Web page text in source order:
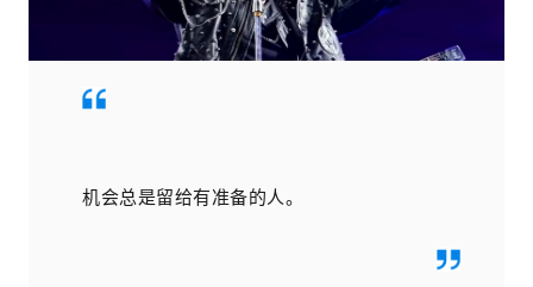
机会总是留给有准备的人。